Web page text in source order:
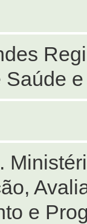
Saúde
e